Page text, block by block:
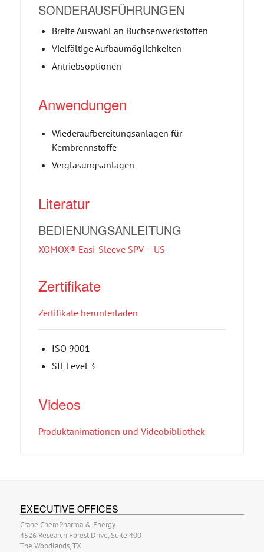
SONDERAUSFÜHRUNGEN
Breite Auswahl an Buchsenwerkstoffen
Vielfältige Aufbaumöglichkeiten
Antriebsoptionen
Anwendungen
Wiederaufbereitungsanlagen für
Kernbrennstoffe
Verglasungsanlagen
Literatur
BEDIENUNGSANLEITUNG
XOMOX® Easi-Sleeve SPV – US
Zertifikate
Zertifikate herunterladen
ISO 9001
SIL Level 3
Videos
Produktanimationen und Videobibliothek
EXECUTIVE OFFICES
Crane ChemPharma & Energy
4526 Research Forest Drive, Suite 400
The Woodlands, TX